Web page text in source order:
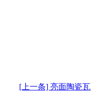
[上一条] 亮面陶瓷瓦